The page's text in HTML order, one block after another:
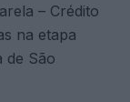
– Crédito
na etapa
de São